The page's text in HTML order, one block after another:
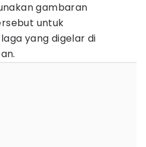
gambaran
untuk
yang digelar di